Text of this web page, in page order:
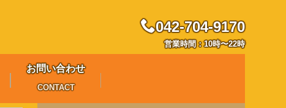
042-704-9170
営業時間：10時〜22時
お問い合わせ
CONTACT